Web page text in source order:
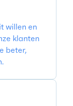
willen en
klanten
beter,